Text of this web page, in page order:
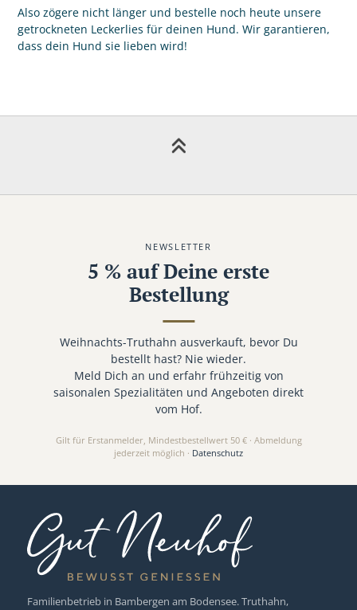
Also zögere nicht länger und bestelle noch heute unsere
getrockneten Leckerlies für deinen Hund. Wir garantieren,
dass dein Hund sie lieben wird!
NEWSLETTER
5 % auf Deine erste
Bestellung
Weihnachts-Truthahn ausverkauft, bevor Du
bestellt hast? Nie wieder.
Meld Dich an und erfahr frühzeitig von
saisonalen Spezialitäten und Angeboten direkt
vom Hof.
Gilt für Erstanmelder, Mindestbestellwert 50 € · Abmeldung
jederzeit möglich · Datenschutz
Familienbetrieb in Bambergen am Bodensee. Truthahn,